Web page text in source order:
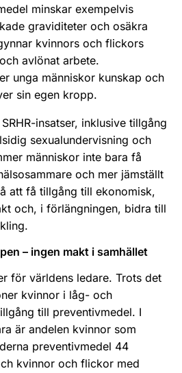
minskar exempelvis
graviditeter och osäkra
kvinnors och flickors
avlönat arbete.
unga människor kunskap och
sin egen kropp.
insatser, inklusive tillgång
sexualundervisning och
människor inte bara få
och mer jämställt
att få tillgång till ekonomisk,
och, i förlängningen, bidra till
– ingen makt i samhället
för världens ledare. Trots det
kvinnor i låg- och
till preventivmedel. I
är andelen kvinnor som
preventivmedel 44
kvinnor och flickor med